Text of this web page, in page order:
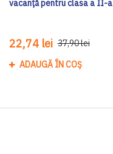
vacanță pentru clasa a II-a
22,74 lei 37,90 lei
ADAUGĂ ÎN COȘ